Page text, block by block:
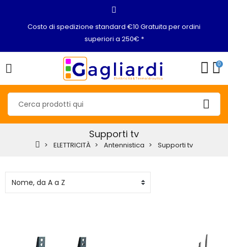
Costo di spedizione standard €10 Gratuita per ordini
superiori a 250€ *
0
Supporti tv
ELETTRICITÀ Antennistica Supporti tv